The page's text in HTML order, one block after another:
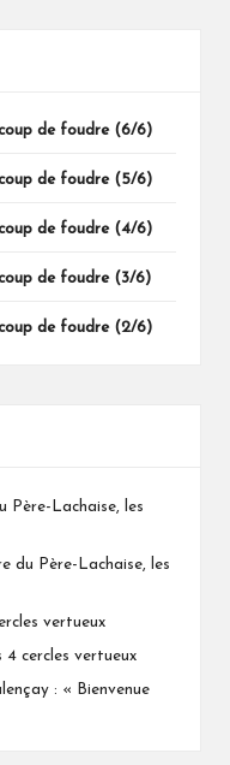
de foudre (6/6)
de foudre (5/6)
de foudre (4/6)
de foudre (3/6)
de foudre (2/6)
Père-Lachaise, les
du Père-Lachaise, les
vertueux
4 cercles vertueux
: « Bienvenue